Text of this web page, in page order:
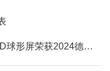
下一个：喜报︱联诚发龙腾系列LED球形屏荣获2024德国红点奖